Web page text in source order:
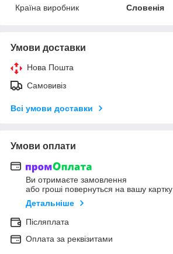
Країна виробник
Словенія
Умови доставки
Нова Пошта
Самовивіз
Всі умови доставки
Умови оплати
Ви отримаєте замовлення
або гроші повернуться на вашу картку
Детальніше
Післяплата
Оплата за реквізитами